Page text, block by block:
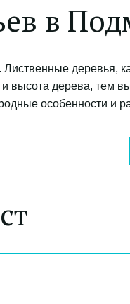
в
деревья,
высота дерева, тем
особенности и